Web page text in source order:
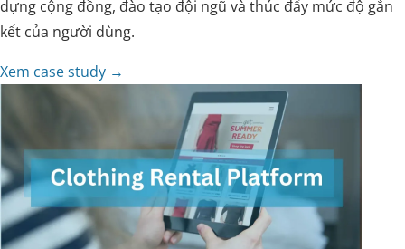
dựng cộng đồng, đào tạo đội ngũ và thúc đẩy mức độ gắn
kết của người dùng.
Xem case study →